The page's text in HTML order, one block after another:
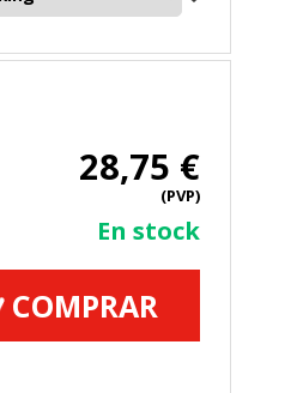
28,75 €
(PVP)
En stock
COMPRAR